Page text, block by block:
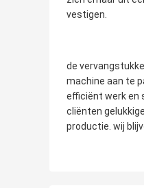
vestigen.
de
machine aan te
efficiënt werk en
cliënten
productie. wij